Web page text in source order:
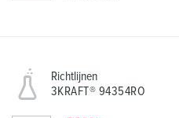
Richtlijnen
3KRAFT® 94354RO